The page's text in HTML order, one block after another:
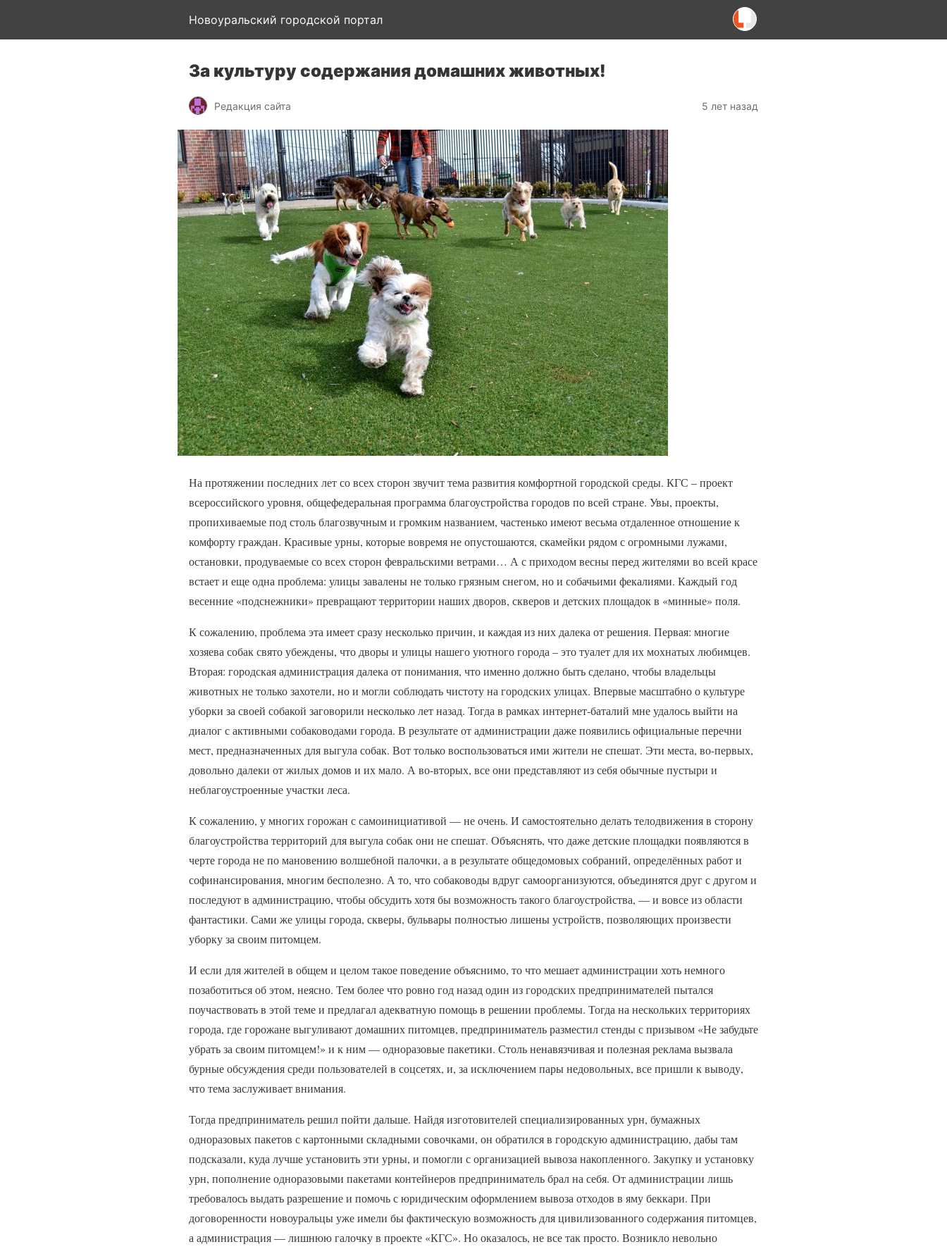
Новоуральский городской портал
За культуру содержания домашних животных!
Редакция сайта 5 лет назад
На протяжении последних лет со всех сторон звучит тема развития комфортной городской среды. КГС – проект
всероссийского уровня, общефедеральная программа благоустройства городов по всей стране. Увы, проекты,
пропихиваемые под столь благозвучным и громким названием, частенько имеют весьма отдаленное отношение к
комфорту граждан. Красивые урны, которые вовремя не опустошаются, скамейки рядом с огромными лужами,
остановки, продуваемые со всех сторон февральскими ветрами… А с приходом весны перед жителями во всей красе
встает и еще одна проблема: улицы завалены не только грязным снегом, но и собачьими фекалиями. Каждый год
весенние «подснежники» превращают территории наших дворов, скверов и детских площадок в «минные» поля.
К сожалению, проблема эта имеет сразу несколько причин, и каждая из них далека от решения. Первая: многие
хозяева собак свято убеждены, что дворы и улицы нашего уютного города – это туалет для их мохнатых любимцев.
Вторая: городская администрация далека от понимания, что именно должно быть сделано, чтобы владельцы
животных не только захотели, но и могли соблюдать чистоту на городских улицах. Впервые масштабно о культуре
уборки за своей собакой заговорили несколько лет назад. Тогда в рамках интернет-баталий мне удалось выйти на
диалог с активными собаководами города. В результате от администрации даже появились официальные перечни
мест, предназначенных для выгула собак. Вот только воспользоваться ими жители не спешат. Эти места, во-первых,
довольно далеки от жилых домов и их мало. А во-вторых, все они представляют из себя обычные пустыри и
неблагоустроенные участки леса.
К сожалению, у многих горожан с самоинициативой — не очень. И самостоятельно делать телодвижения в сторону
благоустройства территорий для выгула собак они не спешат. Объяснять, что даже детские площадки появляются в
черте города не по мановению волшебной палочки, а в результате общедомовых собраний, определённых работ и
софинансирования, многим бесполезно. А то, что собаководы вдруг самоорганизуются, объединятся друг с другом и
последуют в администрацию, чтобы обсудить хотя бы возможность такого благоустройства, — и вовсе из области
фантастики. Сами же улицы города, скверы, бульвары полностью лишены устройств, позволяющих произвести
уборку за своим питомцем.
И если для жителей в общем и целом такое поведение объяснимо, то что мешает администрации хоть немного
позаботиться об этом, неясно. Тем более что ровно год назад один из городских предпринимателей пытался
поучаствовать в этой теме и предлагал адекватную помощь в решении проблемы. Тогда на нескольких территориях
города, где горожане выгуливают домашних питомцев, предприниматель разместил стенды с призывом «Не забудьте
убрать за своим питомцем!» и к ним — одноразовые пакетики. Столь ненавязчивая и полезная реклама вызвала
бурные обсуждения среди пользователей в соцсетях, и, за исключением пары недовольных, все пришли к выводу,
что тема заслуживает внимания.
Тогда предприниматель решил пойти дальше. Найдя изготовителей специализированных урн, бумажных
одноразовых пакетов с картонными складными совочками, он обратился в городскую администрацию, дабы там
подсказали, куда лучше установить эти урны, и помогли с организацией вывоза накопленного. Закупку и установку
урн, пополнение одноразовыми пакетами контейнеров предприниматель брал на себя. От администрации лишь
требовалось выдать разрешение и помочь с юридическим оформлением вывоза отходов в яму беккари. При
договоренности новоуральцы уже имели бы фактическую возможность для цивилизованного содержания питомцев,
а администрация — лишнюю галочку в проекте «КГС». Но оказалось, не все так просто. Возникло невольно